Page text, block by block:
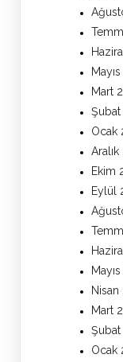
Mart
Ocak
Ekim
Eylül
Mart
Ocak